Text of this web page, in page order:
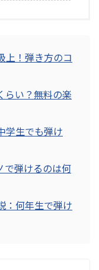
上！弾き方のコ
らい？無料の楽
学生でも弾け
で弾けるのは何
：何年生で弾け